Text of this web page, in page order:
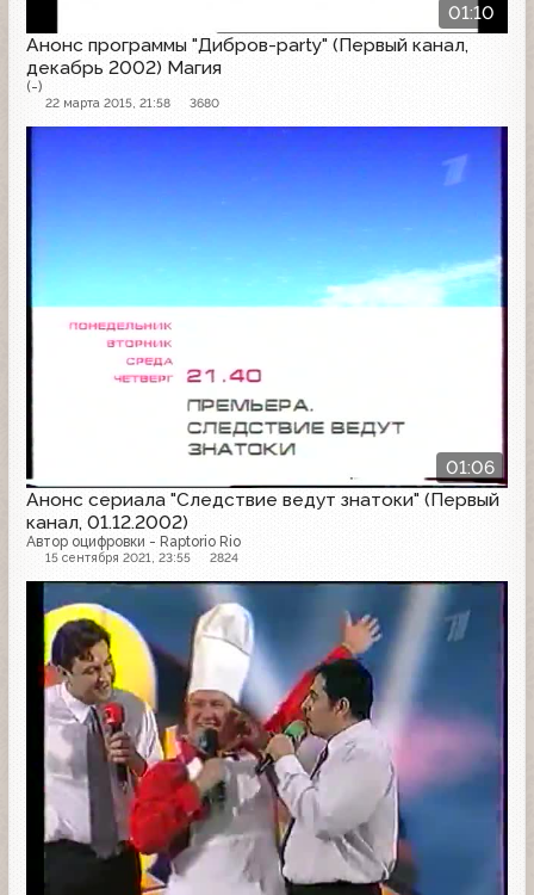
01:10
Анонс программы "Дибров-party" (Первый канал,
декабрь 2002) Магия
(-)
22 марта 2015, 21:58 3680
01:06
Анонс сериала "Следствие ведут знатоки" (Первый
канал, 01.12.2002)
Автор оцифровки - Raptorio Rio
15 сентября 2021, 23:55 2824